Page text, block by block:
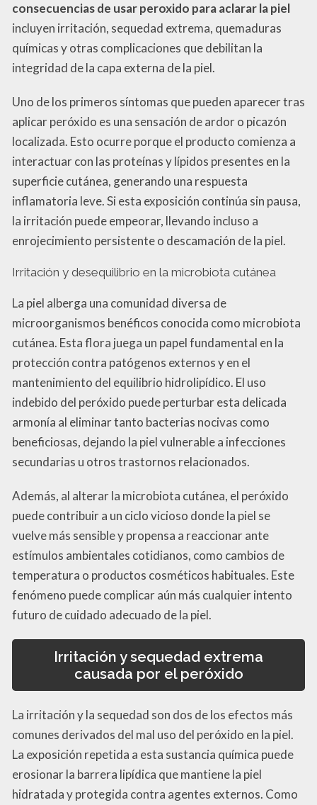
consecuencias de usar peroxido para aclarar la piel
incluyen irritación, sequedad extrema, quemaduras
químicas y otras complicaciones que debilitan la
integridad de la capa externa de la piel.
Uno de los primeros síntomas que pueden aparecer tras
aplicar peróxido es una sensación de ardor o picazón
localizada. Esto ocurre porque el producto comienza a
interactuar con las proteínas y lípidos presentes en la
superficie cutánea, generando una respuesta
inflamatoria leve. Si esta exposición continúa sin pausa,
la irritación puede empeorar, llevando incluso a
enrojecimiento persistente o descamación de la piel.
Irritación y desequilibrio en la microbiota cutánea
La piel alberga una comunidad diversa de
microorganismos benéficos conocida como microbiota
cutánea. Esta flora juega un papel fundamental en la
protección contra patógenos externos y en el
mantenimiento del equilibrio hidrolipídico. El uso
indebido del peróxido puede perturbar esta delicada
armonía al eliminar tanto bacterias nocivas como
beneficiosas, dejando la piel vulnerable a infecciones
secundarias u otros trastornos relacionados.
Además, al alterar la microbiota cutánea, el peróxido
puede contribuir a un ciclo vicioso donde la piel se
vuelve más sensible y propensa a reaccionar ante
estímulos ambientales cotidianos, como cambios de
temperatura o productos cosméticos habituales. Este
fenómeno puede complicar aún más cualquier intento
futuro de cuidado adecuado de la piel.
Irritación y sequedad extrema
causada por el peróxido
La irritación y la sequedad son dos de los efectos más
comunes derivados del mal uso del peróxido en la piel.
La exposición repetida a esta sustancia química puede
erosionar la barrera lipídica que mantiene la piel
hidratada y protegida contra agentes externos. Como